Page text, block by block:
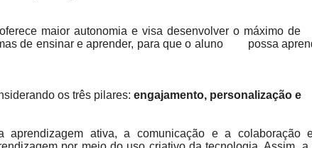
maior autonomia e visa desenvolver o máximo
de ensinar e aprender, para que o aluno possa
os três pilares: engajamento, personalização e
ativa, a comunicação e a colaboração